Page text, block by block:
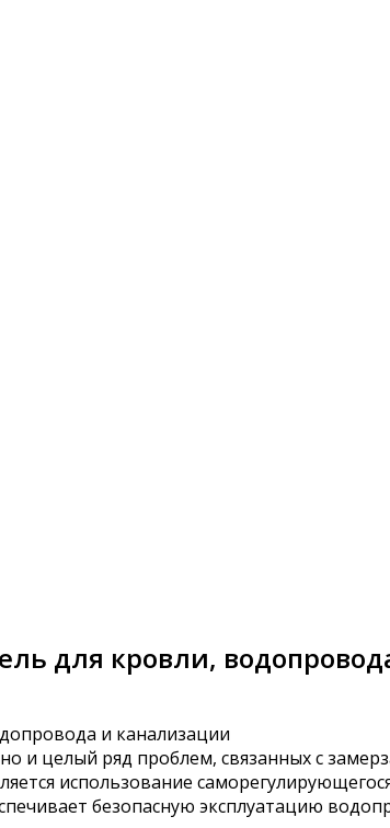
для кровли,
и целый ряд проблем, связанных с
использование
безопасную эксплуатацию